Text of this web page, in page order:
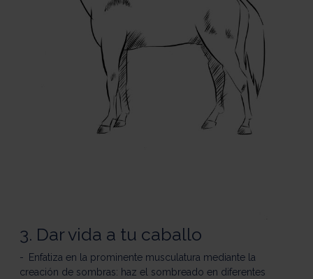
3. Dar vida a tu caballo
Enfatiza en la prominente musculatura mediante la
creación de sombras: haz el sombreado en diferentes